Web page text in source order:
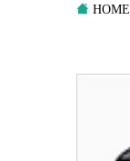
HOME